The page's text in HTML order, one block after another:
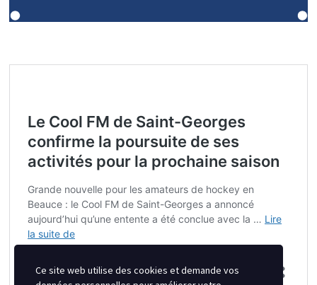
Ce site web utilise des cookies et demande vos